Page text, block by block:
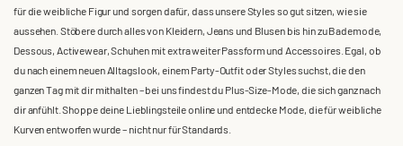
für die weibliche Figur und sorgen dafür, dass unsere Styles so gut sitzen, wie sie
aussehen. Stöbere durch alles von Kleidern, Jeans und Blusen bis hin zu Bademode,
Dessous, Activewear, Schuhen mit extra weiter Passform und Accessoires. Egal, ob
du nach einem neuen Alltagslook, einem Party-Outfit oder Styles suchst, die den
ganzen Tag mit dir mithalten – bei uns findest du Plus-Size-Mode, die sich ganz nach
dir anfühlt. Shoppe deine Lieblingsteile online und entdecke Mode, die für weibliche
Kurven entworfen wurde – nicht nur für Standards.